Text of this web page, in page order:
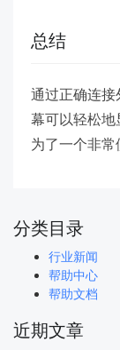
总结
通过正确连
幕可以轻松
为了一个非常
分类目录
行业新闻
帮助中心
帮助文档
近期文章